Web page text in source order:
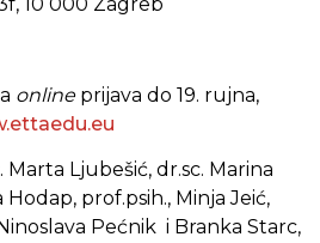
onlineprijava do 19. rujna,
Marta Ljubešić, dr.sc. Marina
prof.psih., Minja Jeić,
Pećnik i Branka Starc,